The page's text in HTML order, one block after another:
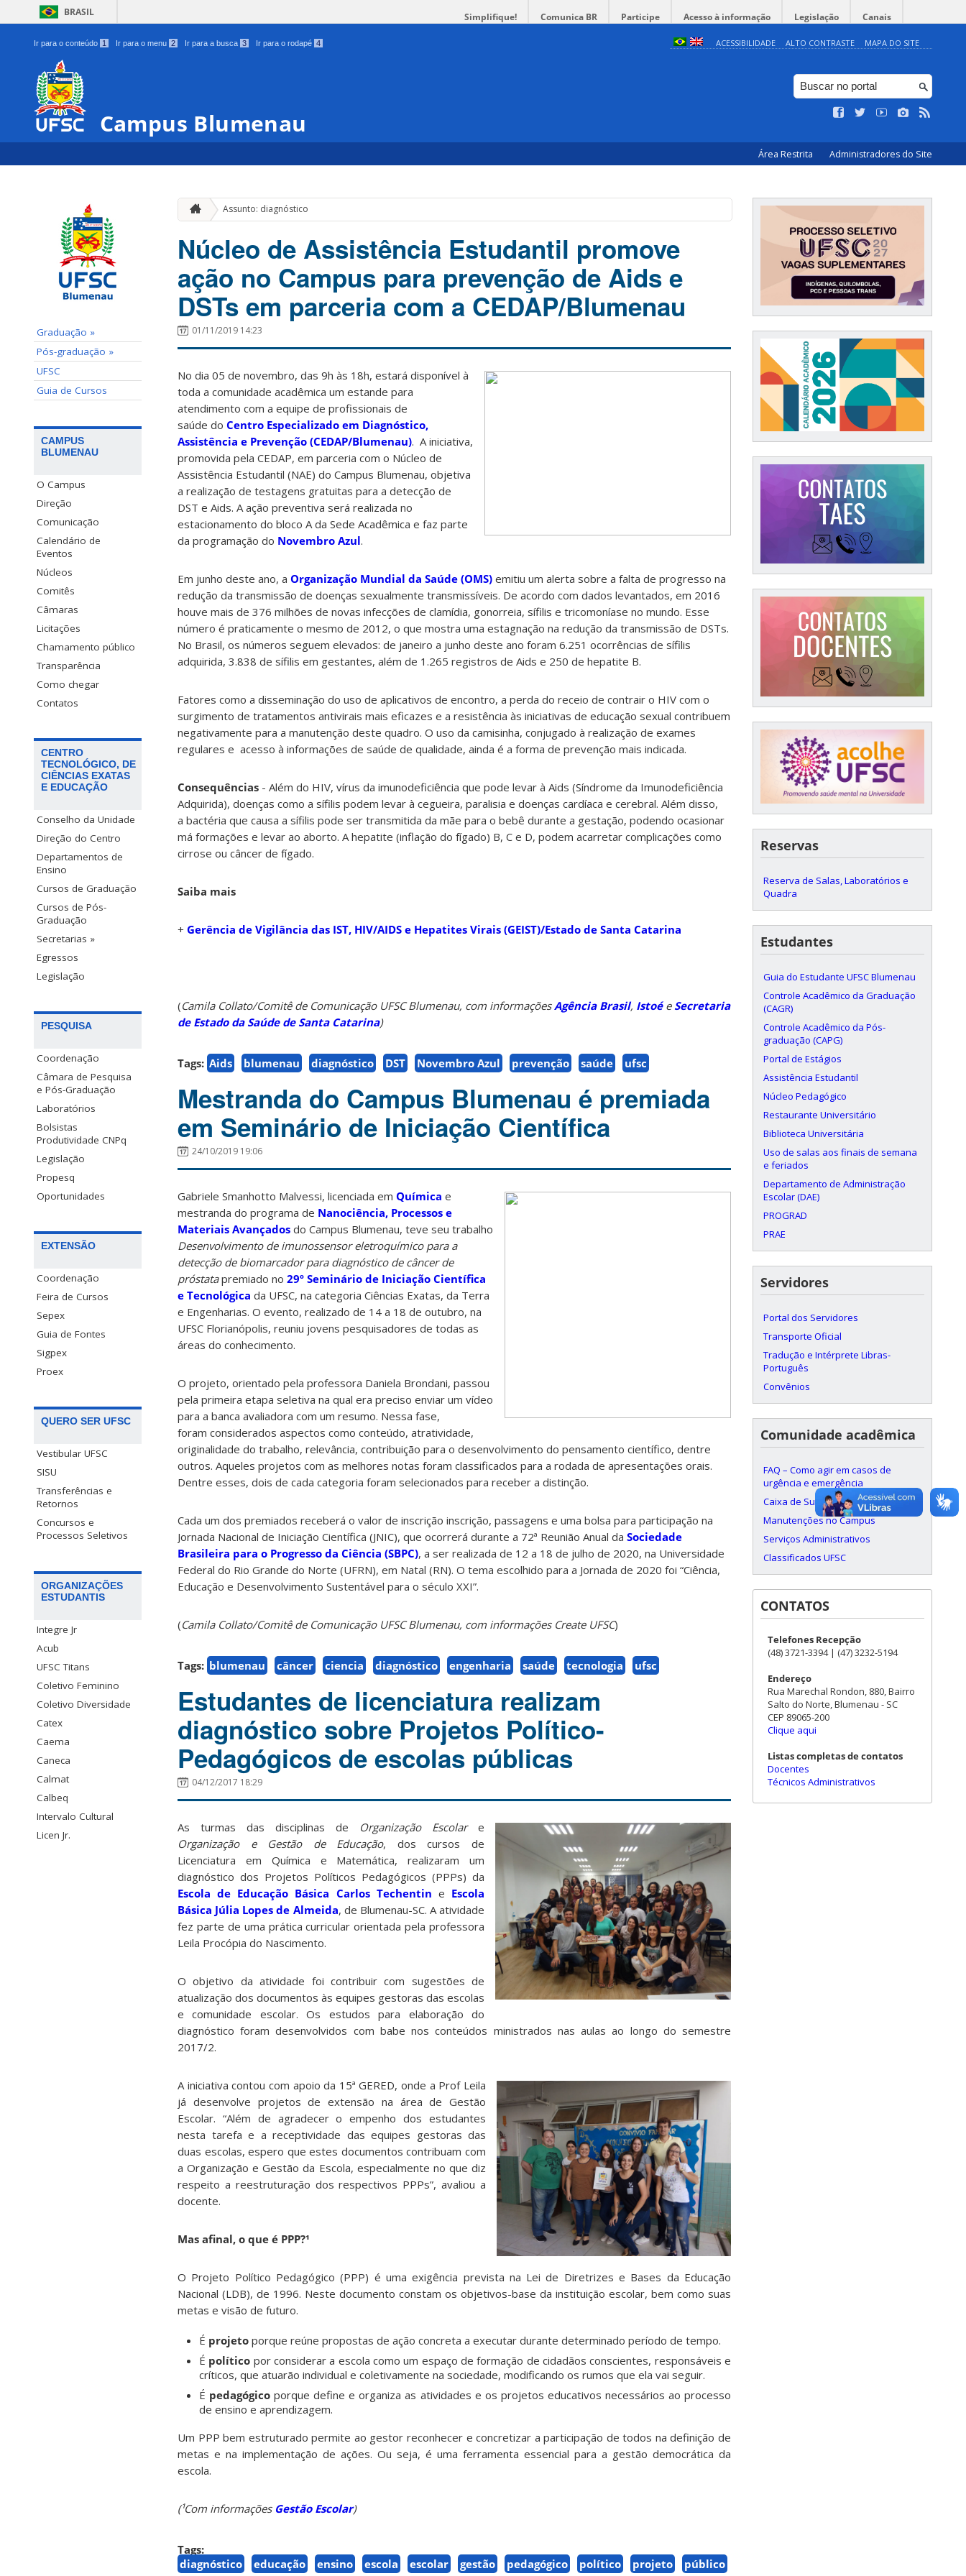
BRASIL Simplifique! Comunica BR Participe Acesso à informação Legislação Canais
Ir para o conteúdo 1 Ir para o menu 2 Ir para a busca 3 Ir para o rodapé 4 ACESSIBILIDADE ALTO CONTRASTE MAPA DO SITE
Campus Blumenau
Área Restrita Administradores do Site
Graduação »
Pós-graduação »
UFSC
Guia de Cursos
CAMPUS
BLUMENAU
O Campus
Direção
Comunicação
Calendário de
Eventos
Núcleos
Comitês
Câmaras
Licitações
Chamamento público
Transparência
Como chegar
Contatos
CENTRO
TECNOLÓGICO, DE
CIÊNCIAS EXATAS
E EDUCAÇÃO
Conselho da Unidade
Direção do Centro
Departamentos de
Ensino
Cursos de Graduação
Cursos de Pós-
Graduação
Secretarias »
Egressos
Legislação
PESQUISA
Coordenação
Câmara de Pesquisa
e Pós-Graduação
Laboratórios
Bolsistas
Produtividade CNPq
Legislação
Propesq
Oportunidades
EXTENSÃO
Coordenação
Feira de Cursos
Sepex
Guia de Fontes
Sigpex
Proex
QUERO SER UFSC
Vestibular UFSC
SISU
Transferências e
Retornos
Concursos e
Processos Seletivos
ORGANIZAÇÕES
ESTUDANTIS
Integre Jr
Acub
UFSC Titans
Coletivo Feminino
Coletivo Diversidade
Catex
Caema
Caneca
Calmat
Calbeq
Intervalo Cultural
Licen Jr.
Assunto: diagnóstico
Núcleo de Assistência Estudantil promove
ação no Campus para prevenção de Aids e
DSTs em parceria com a CEDAP/Blumenau
01/11/2019 14:23
No dia 05 de novembro, das 9h às 18h, estará disponível à
toda a comunidade acadêmica um estande para
atendimento com a equipe de profissionais de
saúde do Centro Especializado em Diagnóstico,
Assistência e Prevenção (CEDAP/Blumenau). A iniciativa,
promovida pela CEDAP, em parceria com o Núcleo de
Assistência Estudantil (NAE) do Campus Blumenau, objetiva
a realização de testagens gratuitas para a detecção de
DST e Aids. A ação preventiva será realizada no
estacionamento do bloco A da Sede Acadêmica e faz parte
da programação do Novembro Azul.
Em junho deste ano, a Organização Mundial da Saúde (OMS) emitiu um alerta sobre a falta de progresso na
redução da transmissão de doenças sexualmente transmissíveis. De acordo com dados levantados, em 2016
houve mais de 376 milhões de novas infecções de clamídia, gonorreia, sífilis e tricomoníase no mundo. Esse
número é praticamente o mesmo de 2012, o que mostra uma estagnação na redução da transmissão de DSTs.
No Brasil, os números seguem elevados: de janeiro a junho deste ano foram 6.251 ocorrências de sífilis
adquirida, 3.838 de sífilis em gestantes, além de 1.265 registros de Aids e 250 de hepatite B.
Fatores como a disseminação do uso de aplicativos de encontro, a perda do receio de contrair o HIV com o
surgimento de tratamentos antivirais mais eficazes e a resistência às iniciativas de educação sexual contribuem
negativamente para a manutenção deste quadro. O uso da camisinha, conjugado à realização de exames
regulares e acesso à informações de saúde de qualidade, ainda é a forma de prevenção mais indicada.
Consequências - Além do HIV, vírus da imunodeficiência que pode levar à Aids (Síndrome da Imunodeficiência
Adquirida), doenças como a sífilis podem levar à cegueira, paralisia e doenças cardíaca e cerebral. Além disso,
a bactéria que causa a sífilis pode ser transmitida da mãe para o bebê durante a gestação, podendo ocasionar
má formações e levar ao aborto. A hepatite (inflação do fígado) B, C e D, podem acarretar complicações como
cirrose ou câncer de fígado.
Saiba mais
+ Gerência de Vigilância das IST, HIV/AIDS e Hepatites Virais (GEIST)/Estado de Santa Catarina
(Camila Collato/Comitê de Comunicação UFSC Blumenau, com informaçõesAgência Brasil, Istoée Secretaria
de Estado da Saúde de Santa Catarina)
Tags: Aids blumenau diagnóstico DST Novembro Azul prevenção saúde ufsc
Mestranda do Campus Blumenau é premiada
em Seminário de Iniciação Científica
24/10/2019 19:06
Gabriele Smanhotto Malvessi, licenciada em Química e
mestranda do programa de Nanociência, Processos e
Materiais Avançados do Campus Blumenau, teve seu trabalho
Desenvolvimento de imunossensor eletroquímico para a
detecção de biomarcador para diagnóstico de câncer de
próstatapremiado no 29º Seminário de Iniciação Científica
e Tecnológica da UFSC, na categoria Ciências Exatas, da Terra
e Engenharias. O evento, realizado de 14 a 18 de outubro, na
UFSC Florianópolis, reuniu jovens pesquisadores de todas as
áreas do conhecimento.
O projeto, orientado pela professora Daniela Brondani, passou
pela primeira etapa seletiva na qual era preciso enviar um vídeo
para a banca avaliadora com um resumo. Nessa fase,
foram considerados aspectos como conteúdo, atratividade,
originalidade do trabalho, relevância, contribuição para o desenvolvimento do pensamento científico, dentre
outros. Aqueles projetos com as melhores notas foram classificados para a rodada de apresentações orais.
Dentre esses, dois de cada categoria foram selecionados para receber a distinção.
Cada um dos premiados receberá o valor de inscrição inscrição, passagens e uma bolsa para participação na
Jornada Nacional de Iniciação Científica (JNIC), que ocorrerá durante a 72ª Reunião Anual da Sociedade
Brasileira para o Progresso da Ciência (SBPC), a ser realizada de 12 a 18 de julho de 2020, na Universidade
Federal do Rio Grande do Norte (UFRN), em Natal (RN). O tema escolhido para a Jornada de 2020 foi “Ciência,
Educação e Desenvolvimento Sustentável para o século XXI”.
(Camila Collato/Comitê de Comunicação UFSC Blumenau, com informações Create UFSC)
Tags: blumenau câncer ciencia diagnóstico engenharia saúde tecnologia ufsc
Estudantes de licenciatura realizam
diagnóstico sobre Projetos Político-
Pedagógicos de escolas públicas
04/12/2017 18:29
As turmas das disciplinas de Organização Escolare
Organização e Gestão de Educação, dos cursos de
Licenciatura em Química e Matemática, realizaram um
diagnóstico dos Projetos Políticos Pedagógicos (PPPs) da
Escola de Educação Básica Carlos Techentin e Escola
Básica Júlia Lopes de Almeida, de Blumenau-SC. A atividade
fez parte de uma prática curricular orientada pela professora
Leila Procópia do Nascimento.
O objetivo da atividade foi contribuir com sugestões de
atualização dos documentos às equipes gestoras das escolas
e comunidade escolar. Os estudos para elaboração do
diagnóstico foram desenvolvidos com babe nos conteúdos ministrados nas aulas ao longo do semestre
2017/2.
A iniciativa contou com apoio da 15ª GERED, onde a Prof Leila
já desenvolve projetos de extensão na área de Gestão
Escolar. “Além de agradecer o empenho dos estudantes
nesta tarefa e a receptividade das equipes gestoras das
duas escolas, espero que estes documentos contribuam com
a Organização e Gestão da Escola, especialmente no que diz
respeito a reestruturação dos respectivos PPPs”, avaliou a
docente.
Mas afinal, o que é PPP?¹
O Projeto Político Pedagógico (PPP) é uma exigência prevista na Lei de Diretrizes e Bases da Educação
Nacional (LDB), de 1996. Neste documento constam os objetivos-base da instituição escolar, bem como suas
metas e visão de futuro.
É projeto porque reúne propostas de ação concreta a executar durante determinado período de tempo.
É político por considerar a escola como um espaço de formação de cidadãos conscientes, responsáveis e
críticos, que atuarão individual e coletivamente na sociedade, modificando os rumos que ela vai seguir.
É pedagógico porque define e organiza as atividades e os projetos educativos necessários ao processo
de ensino e aprendizagem.
Um PPP bem estruturado permite ao gestor reconhecer e concretizar a participação de todos na definição de
metas e na implementação de ações. Ou seja, é uma ferramenta essencial para a gestão democrática da
escola.
(¹Com informações Gestão Escolar)
Tags:
diagnóstico
educação ensino escola escolar gestão pedagógico político projeto público
Reservas
Reserva de Salas, Laboratórios e
Quadra
Estudantes
Guia do Estudante UFSC Blumenau
Controle Acadêmico da Graduação
(CAGR)
Controle Acadêmico da Pós-
graduação (CAPG)
Portal de Estágios
Assistência Estudantil
Núcleo Pedagógico
Restaurante Universitário
Biblioteca Universitária
Uso de salas aos finais de semana
e feriados
Departamento de Administração
Escolar (DAE)
PROGRAD
PRAE
Servidores
Portal dos Servidores
Transporte Oficial
Tradução e Intérprete Libras-
Português
Convênios
Comunidade acadêmica
FAQ – Como agir em casos de
urgência e emergência
Caixa de Sugestões Virtual
Manutenções no Campus
Serviços Administrativos
Classificados UFSC
CONTATOS
Telefones Recepção
(48) 3721-3394 | (47) 3232-5194
Endereço
Rua Marechal Rondon, 880, Bairro
Salto do Norte, Blumenau - SC
CEP 89065-200
Clique aqui
Listas completas de contatos
Docentes
Técnicos Administrativos